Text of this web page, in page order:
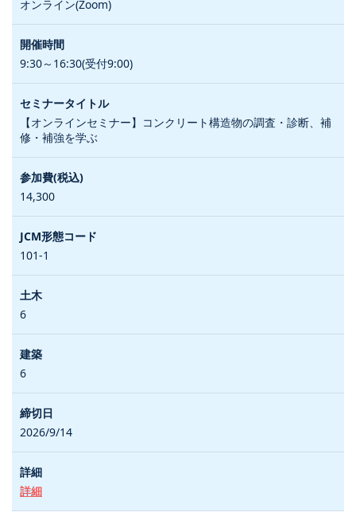
オンライン(Zoom)
9:30～16:30(受付9:00)
【オンラインセミナー】コンクリート構造物の調査・診断、補
修・補強を学ぶ
14,300
101-1
6
6
2026/9/14
詳細